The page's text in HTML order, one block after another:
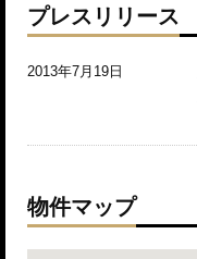
プレスリリース
2013年7月19日
物件マップ